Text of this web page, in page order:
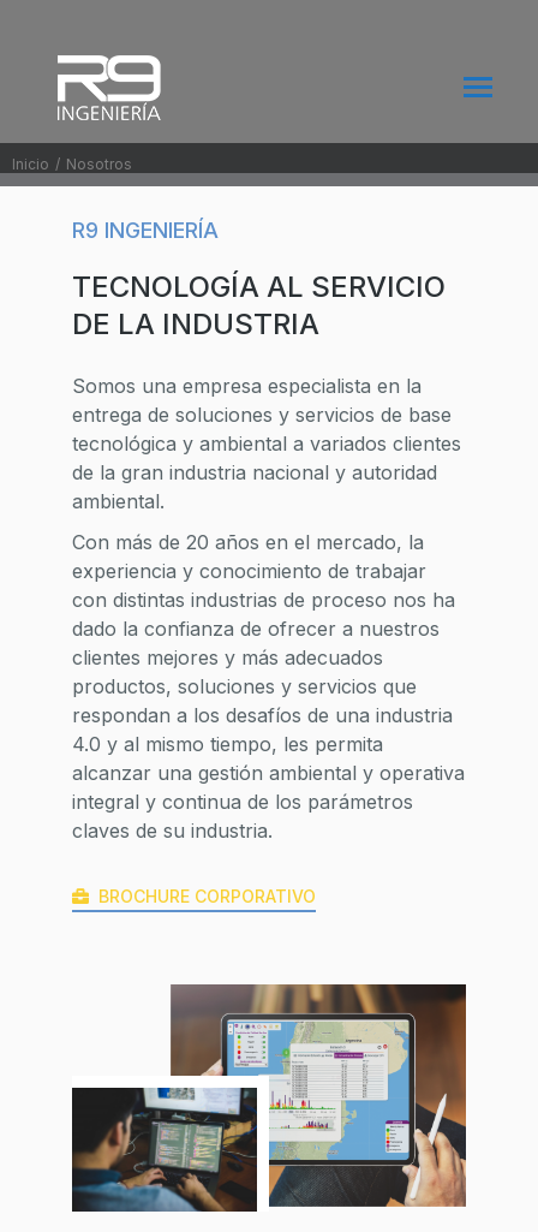
Estás aquí:
Inicio Nosotros
R9 INGENIERÍA
TECNOLOGÍA AL SERVICIO
DE LA INDUSTRIA
Somos una empresa especialista en la
entrega de soluciones y servicios de base
tecnológica y ambiental a variados clientes
de la gran industria nacional y autoridad
ambiental.
Con más de 20 años en el mercado, la
experiencia y conocimiento de trabajar
con distintas industrias de proceso nos ha
dado la confianza de ofrecer a nuestros
clientes mejores y más adecuados
productos, soluciones y servicios que
respondan a los desafíos de una industria
4.0 y al mismo tiempo, les permita
alcanzar una gestión ambiental y operativa
integral y continua de los parámetros
claves de su industria.
BROCHURE CORPORATIVO